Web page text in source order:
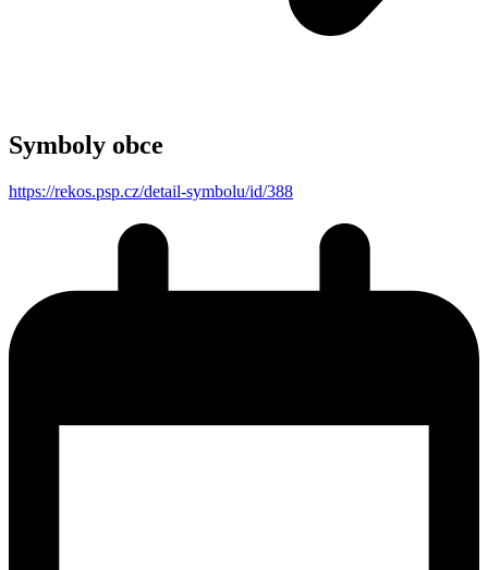
Symboly obce
https://rekos.psp.cz/detail-symbolu/id/388